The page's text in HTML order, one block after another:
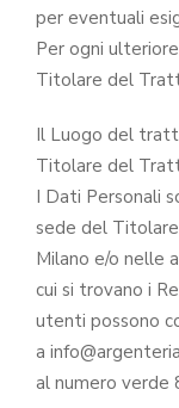
per eventuali
Per ogni
Titolare del
Il Luogo del
Titolare del
I Dati Personali
sede del
Milano e/o nelle
cui si trovano i
utenti possono
a
al numero verde